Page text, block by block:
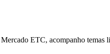
ETC, acompanho temas